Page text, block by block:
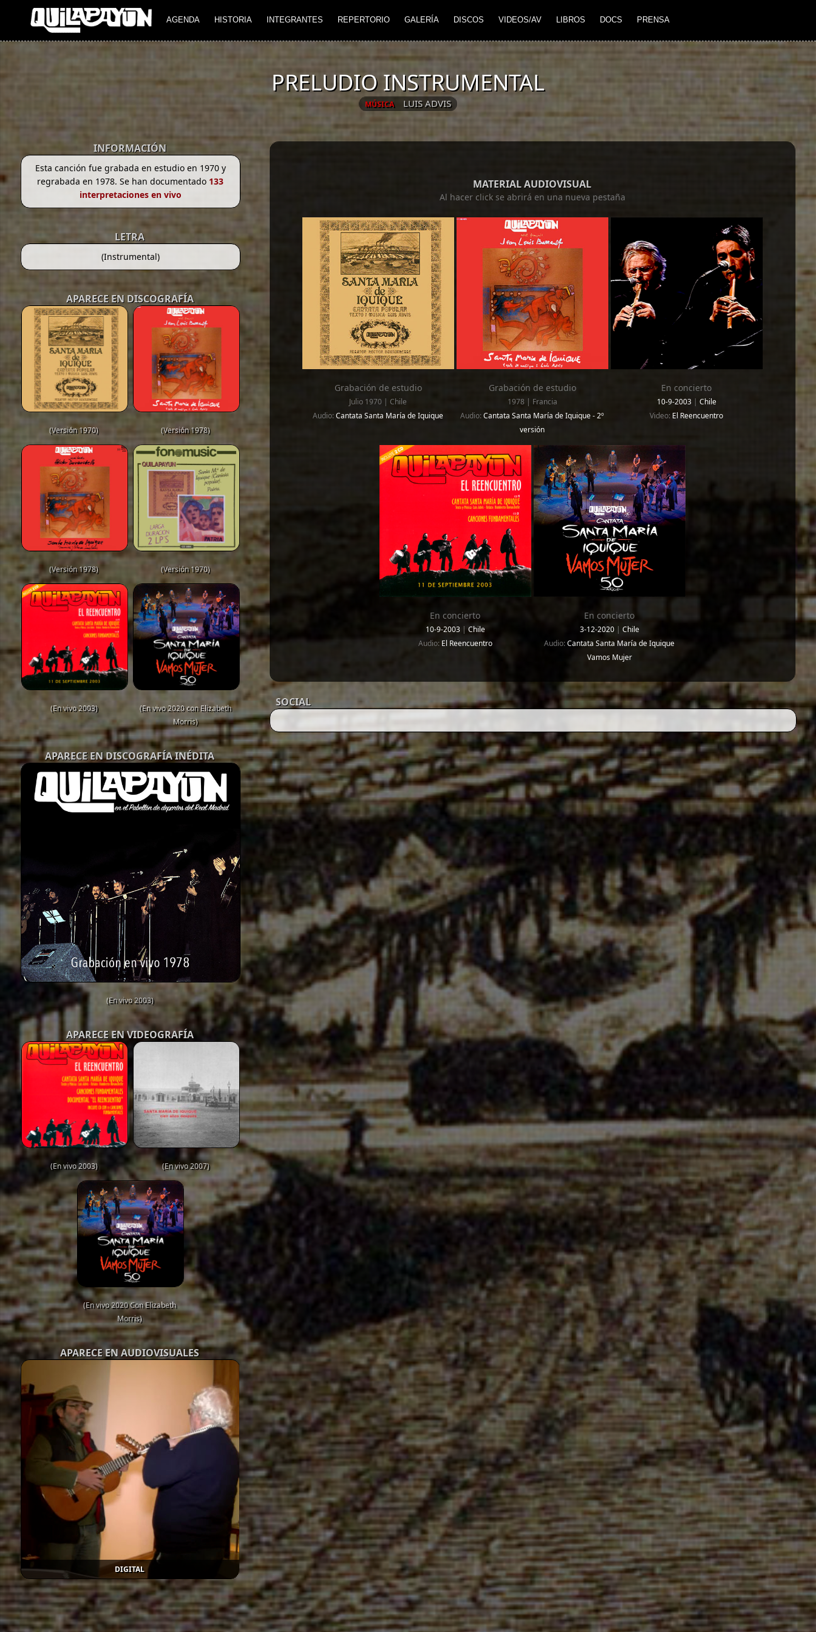
AGENDA HISTORIA INTEGRANTES REPERTORIO GALERÍA DISCOS VIDEOS/AV LIBROS DOCS PRENSA
PRELUDIO INSTRUMENTAL
MÚSICA LUIS ADVIS
INFORMACIÓN
Esta canción fue grabada en estudio en 1970 y
regrabada en 1978. Se han documentado133
interpretaciones en vivo
LETRA
(Instrumental)
APARECE EN DISCOGRAFÍA
(Versión 1970) (Versión 1978)
(Versión 1978) (Versión 1970)
(En vivo 2003)
(En vivo 2020 con Elizabeth
Morris)
APARECE EN DISCOGRAFÍA INÉDITA
(En vivo 2003)
APARECE EN VIDEOGRAFÍA
(En vivo 2003) (En vivo 2007)
(En vivo 2020 Con Elizabeth
Morris)
APARECE EN AUDIOVISUALES
DIGITAL
MATERIAL AUDIOVISUAL
Al hacer click se abrirá en una nueva pestaña
Grabación de estudio
Julio 1970 | Chile
Audio:Cantata Santa María de Iquique
Grabación de estudio
1978 | Francia
Audio:Cantata Santa María de Iquique - 2º
versión
En concierto
10-9-2003|Chile
Video:El Reencuentro
En concierto
10-9-2003|Chile
Audio:El Reencuentro
En concierto
3-12-2020|Chile
Audio:Cantata Santa María de Iquique
Vamos Mujer
SOCIAL